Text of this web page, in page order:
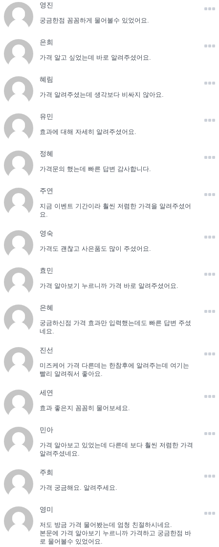
영진
궁금한점 꼼꼼하게 물어볼수 있었어요.
은희
가격 알고 싶었는데 바로 알려주셨어요.
혜림
가격 알려주셨는데 생각보다 비싸지 않아요.
유민
효과에 대해 자세히 알려주셨어요.
정혜
가격문의 했는데 빠른 답변 감사합니다.
주연
지금 이벤트 기간이라 훨씬 저렴한 가격을 알려주셨어
요.
영숙
가격도 괜찮고 사은품도 많이 주셨어요.
효민
가격 알아보기 누르니까 가격 바로 알려주셨어요.
은혜
궁금하신점 가격 효과만 입력했는데도 빠른 답변 주셨
네요.
진선
미즈케어 가격 다른데는 한참후에 알려주는데 여기는
빨리 알려줘서 좋아요.
세연
효과 좋은지 꼼꼼히 물어보세요.
민아
가격 알아보고 있었는데 다른데 보다 훨씬 저렴한 가격
알려주셨네요.
주희
가격 궁금해요. 알려주세요.
영미
저도 방금 가격 물어봤는데 엄청 친절하시네요.
본문에 가격 알아보기 누르니까 가격하고 궁금한점 바
로 물어볼수 있었어요.